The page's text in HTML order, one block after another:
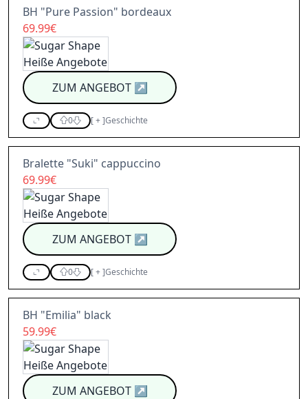
BH "Pure Passion" bordeaux
69.99€
ZUM ANGEBOT↗
0 [+]Geschichte
Bralette "Suki" cappuccino
69.99€
ZUM ANGEBOT↗
0 [+]Geschichte
BH "Emilia" black
59.99€
ZUM ANGEBOT↗